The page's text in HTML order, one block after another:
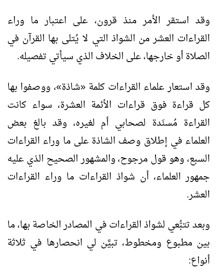
وقد استقر الأمر منذ قرون، على اعتبار ما وراء
القراءات العشر من الشواذ التي لا يُتلى بها القرآن في
الصلاة أو خارجها، على الخلاف الذي سيأتي تفصيله.
وقد استعار علماء القراءات كلمة «شاذة»، ووصفوا بها
كل قراءة فوق قراءات الأئمة العشرة، سواء كانت
القراءة مُسنَدة لصحابي أم لغيره، وقد بالغ بعض
العلماء في إطلاق وصف الشاذة على ما وراء القراءات
السبع، وهو قول مرجوح، والمشهور الصحيح الذي عليه
جمهور العلماء، أن شواذ القراءات ما وراء القراءات
العشر.
وبعد تتبُّعي لشواذ القراءات في المصادر الخاصة بها، ما
بين مطبوع ومخطوط، تبيَّن لي انحصارها في ثلاثة
أنواع: